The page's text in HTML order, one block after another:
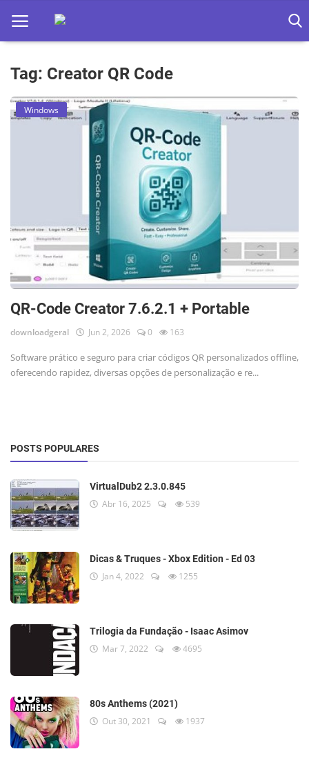
Home
Apps
Música
Jogos hoje na TV
Tag: Creator QR Code
Windows
QR-Code Creator 7.6.2.1 + Portable
downloadgeral Jun 2, 2026 0 163
Software prático e seguro para criar códigos QR personalizados offline,
oferecendo rapidez, diversas opções de personalização e re...
POSTS POPULARES
VirtualDub2 2.3.0.845
Abr 16, 2025 539
Dicas & Truques - Xbox Edition - Ed 03
Jan 4, 2022 1255
Trilogia da Fundação - Isaac Asimov
Mar 7, 2022 4695
80s Anthems (2021)
Out 30, 2021 1937